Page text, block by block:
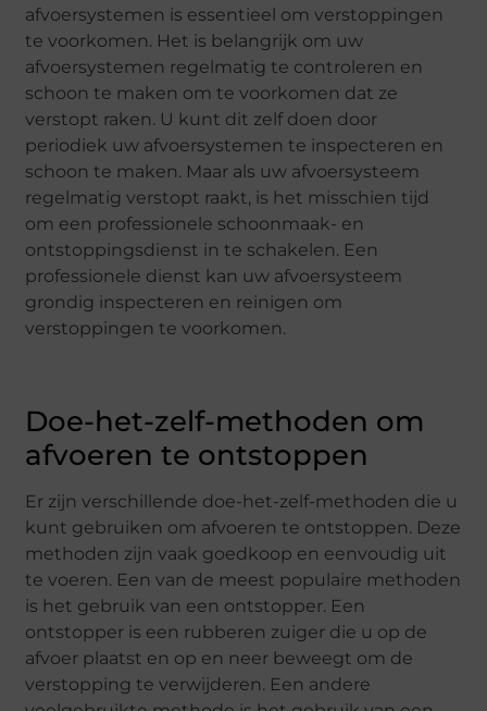
afvoersystemen is essentieel om verstoppingen
te voorkomen. Het is belangrijk om uw
afvoersystemen regelmatig te controleren en
schoon te maken om te voorkomen dat ze
verstopt raken. U kunt dit zelf doen door
periodiek uw afvoersystemen te inspecteren en
schoon te maken. Maar als uw afvoersysteem
regelmatig verstopt raakt, is het misschien tijd
om een professionele schoonmaak- en
ontstoppingsdienst in te schakelen. Een
professionele dienst kan uw afvoersysteem
grondig inspecteren en reinigen om
verstoppingen te voorkomen.
Doe-het-zelf-methoden om
afvoeren te ontstoppen
Er zijn verschillende doe-het-zelf-methoden die u
kunt gebruiken om afvoeren te ontstoppen. Deze
methoden zijn vaak goedkoop en eenvoudig uit
te voeren. Een van de meest populaire methoden
is het gebruik van een ontstopper. Een
ontstopper is een rubberen zuiger die u op de
afvoer plaatst en op en neer beweegt om de
verstopping te verwijderen. Een andere